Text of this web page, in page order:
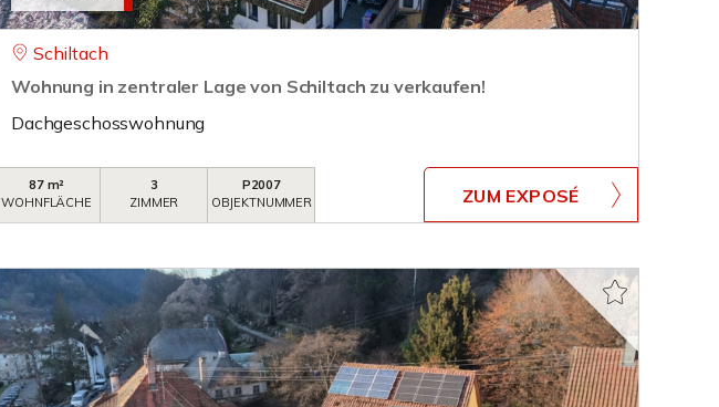
Schiltach
Wohnung in zentraler Lage von Schiltach zu verkaufen!
Dachgeschosswohnung
87 m²
WOHNFLÄCHE
3
ZIMMER
P2007
OBJEKTNUMMER
ZUM EXPOSÉ